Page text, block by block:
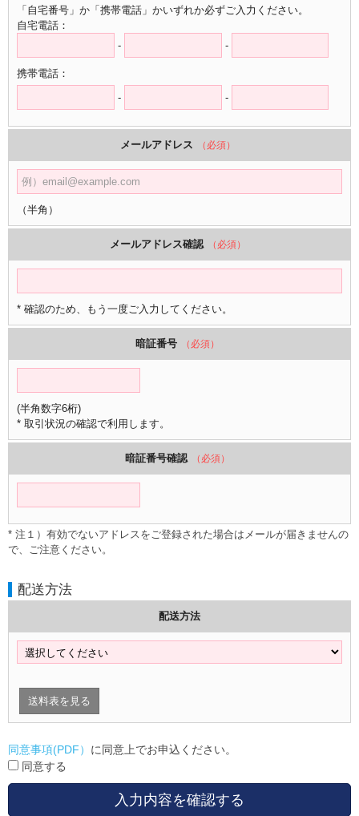
「自宅番号」か「携帯電話」かいずれか必ずご入力ください。
自宅電話：
-
-
携帯電話：
-
-
メールアドレス （必須）
（半角）
メールアドレス確認 （必須）
* 確認のため、もう一度ご入力してください。
暗証番号 （必須）
(半角数字6桁)
* 取引状況の確認で利用します。
暗証番号確認 （必須）
* 注１）有効でないアドレスをご登録された場合はメールが届きませんの
で、ご注意ください。
配送方法
配送方法
送料表を見る
同意事項(PDF） に同意上でお申込ください。
同意する
入力内容を確認する